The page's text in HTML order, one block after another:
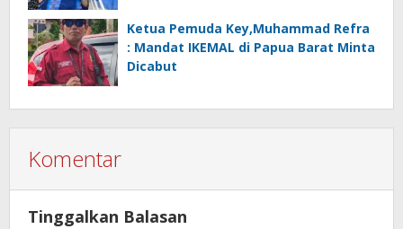
Ketua Pemuda Key,Muhammad Refra
: Mandat IKEMAL di Papua Barat Minta
Dicabut
Komentar
Tinggalkan Balasan